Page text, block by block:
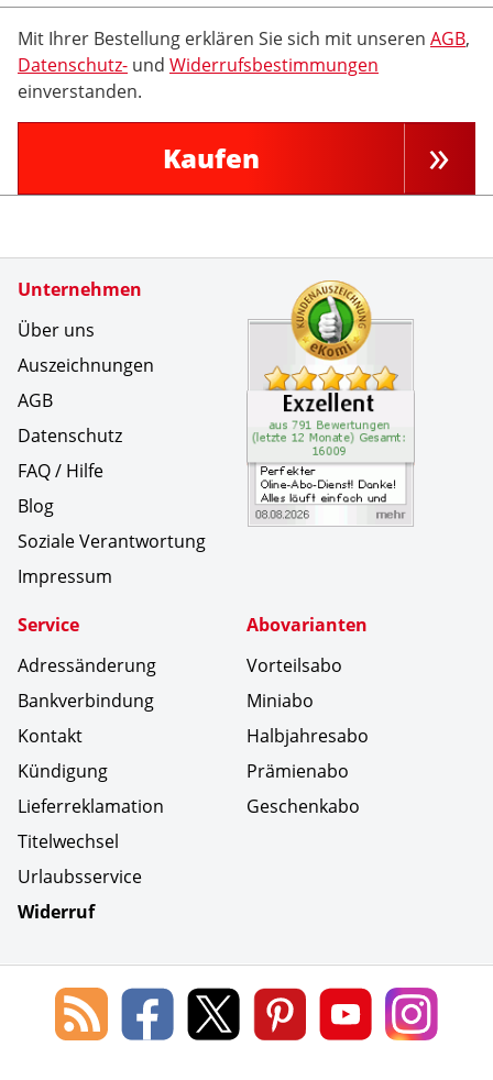
Mit Ihrer Bestellung erklären Sie sich mit unseren AGB,
Datenschutz- und Widerrufsbestimmungen
einverstanden.
Kaufen
Unternehmen
Über uns
Auszeichnungen
AGB
Datenschutz
FAQ / Hilfe
Blog
Soziale Verantwortung
Impressum
Service
Adressänderung
Bankverbindung
Kontakt
Kündigung
Lieferreklamation
Titelwechsel
Urlaubsservice
Widerruf
Abovarianten
Vorteilsabo
Miniabo
Halbjahresabo
Prämienabo
Geschenkabo
Zertifikate
Social Media
Blog
des
Lorenz
Leserservice
Lorenz
Leserservice
Lorenz
Leserservice
Lorenz
Leserservice
Lorenz